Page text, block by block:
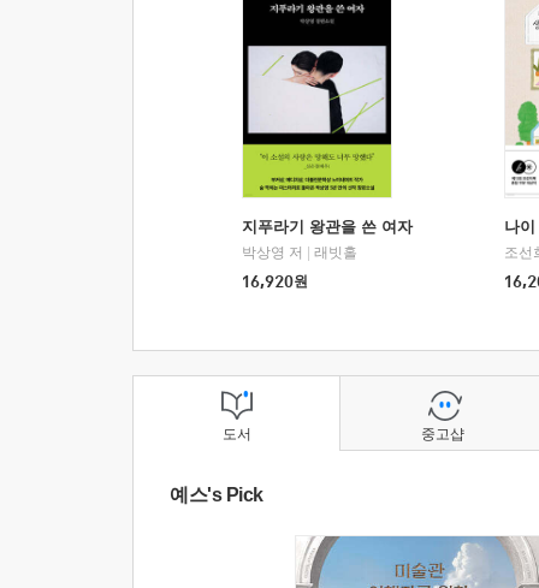
지푸라기 왕관을 쓴 여자
박상영 저
래빗홀
16,920원
나
조선
도서
예스's Pick
중고샵